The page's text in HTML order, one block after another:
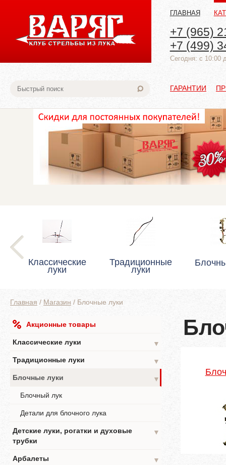
ГЛАВНАЯ
+7 (965)
+7 (499)
Cегодня: с 10:00
ГАРАНТИИ
Классические
луки
Традиционные
луки
Главная / Магазин / Блочные луки
Акционные товары
Классические луки
▼
Традиционные луки
▼
Блочные луки
▼
Блочный лук
Детали для блочного лука
Детские луки, рогатки и духовые
трубки
▼
Арбалеты
▼